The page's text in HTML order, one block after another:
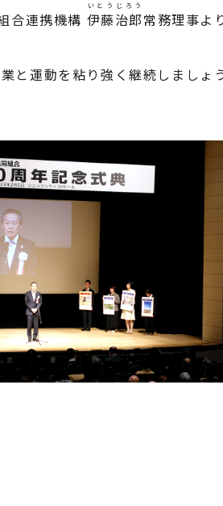
合連携機構 伊藤
いとう
治郎
じろう
常務理事よ
と運動を粘り強く継続しましょ